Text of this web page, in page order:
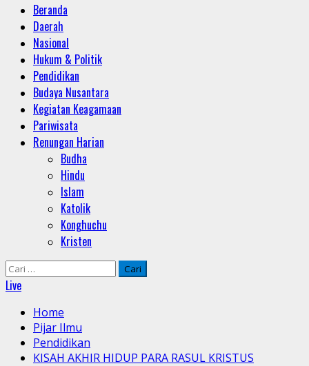
Primary
Menu
Beranda
Daerah
Nasional
Hukum & Politik
Pendidikan
Budaya Nusantara
Kegiatan Keagamaan
Pariwisata
Renungan Harian
Budha
Hindu
Islam
Katolik
Konghuchu
Kristen
Cari
untuk:
Live
Home
Pijar Ilmu
Pendidikan
KISAH AKHIR HIDUP PARA RASUL KRISTUS